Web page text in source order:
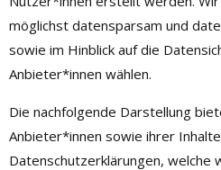
möglichst datensparsam und
sowie im Hinblick auf die
Anbieter*innen wählen.
Die nachfolgende Darstellung
Anbieter*innen sowie ihrer
Datenschutzerklärungen, welche